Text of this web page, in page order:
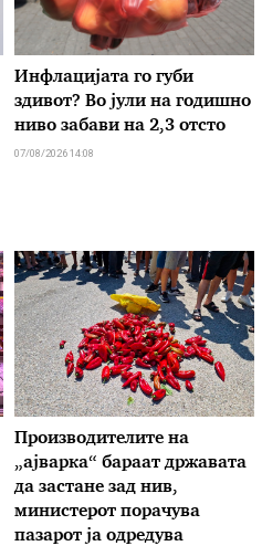
Инфлацијата го губи
здивот? Во јули на годишно
ниво забави на 2,3 отсто
07/08/2026 14:08
Производителите на
„ајварка“ бараат државата
да застане зад нив,
министерот порачува
пазарот ја одредува